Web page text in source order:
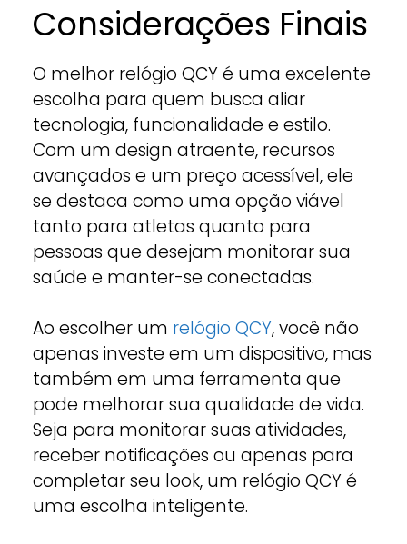
Considerações Finais
O melhor relógio QCY é uma excelente
escolha para quem busca aliar
tecnologia, funcionalidade e estilo.
Com um design atraente, recursos
avançados e um preço acessível, ele
se destaca como uma opção viável
tanto para atletas quanto para
pessoas que desejam monitorar sua
saúde e manter-se conectadas.
Ao escolher um relógio QCY, você não
apenas investe em um dispositivo, mas
também em uma ferramenta que
pode melhorar sua qualidade de vida.
Seja para monitorar suas atividades,
receber notificações ou apenas para
completar seu look, um relógio QCY é
uma escolha inteligente.